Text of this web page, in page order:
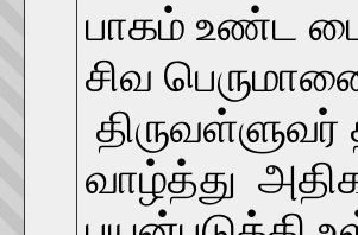
பாகம் உண்ட
சிவ
வாழ்த்து